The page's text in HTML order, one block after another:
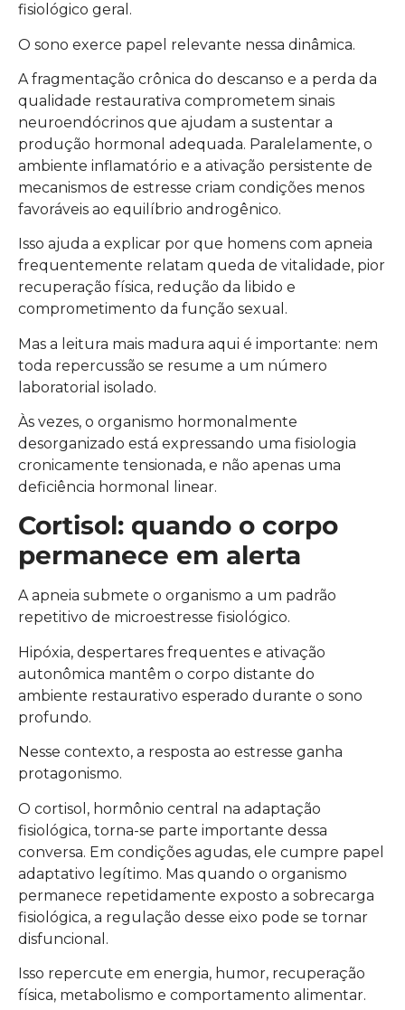
fisiológico geral.
O sono exerce papel relevante nessa dinâmica.
A fragmentação crônica do descanso e a perda da
qualidade restaurativa comprometem sinais
neuroendócrinos que ajudam a sustentar a
produção hormonal adequada. Paralelamente, o
ambiente inflamatório e a ativação persistente de
mecanismos de estresse criam condições menos
favoráveis ao equilíbrio androgênico.
Isso ajuda a explicar por que homens com apneia
frequentemente relatam queda de vitalidade, pior
recuperação física, redução da libido e
comprometimento da função sexual.
Mas a leitura mais madura aqui é importante: nem
toda repercussão se resume a um número
laboratorial isolado.
Às vezes, o organismo hormonalmente
desorganizado está expressando uma fisiologia
cronicamente tensionada, e não apenas uma
deficiência hormonal linear.
Cortisol: quando o corpo
permanece em alerta
A apneia submete o organismo a um padrão
repetitivo de microestresse fisiológico.
Hipóxia, despertares frequentes e ativação
autonômica mantêm o corpo distante do
ambiente restaurativo esperado durante o sono
profundo.
Nesse contexto, a resposta ao estresse ganha
protagonismo.
O cortisol, hormônio central na adaptação
fisiológica, torna-se parte importante dessa
conversa. Em condições agudas, ele cumpre papel
adaptativo legítimo. Mas quando o organismo
permanece repetidamente exposto a sobrecarga
fisiológica, a regulação desse eixo pode se tornar
disfuncional.
Isso repercute em energia, humor, recuperação
física, metabolismo e comportamento alimentar.